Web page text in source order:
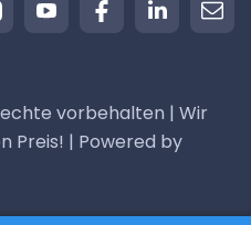
vorbehalten | Wir
Preis! | Powered by